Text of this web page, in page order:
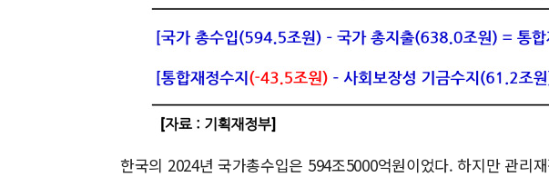
한국의 2024년 국가총수입은 594조5000억원이었다. 하지만 관리